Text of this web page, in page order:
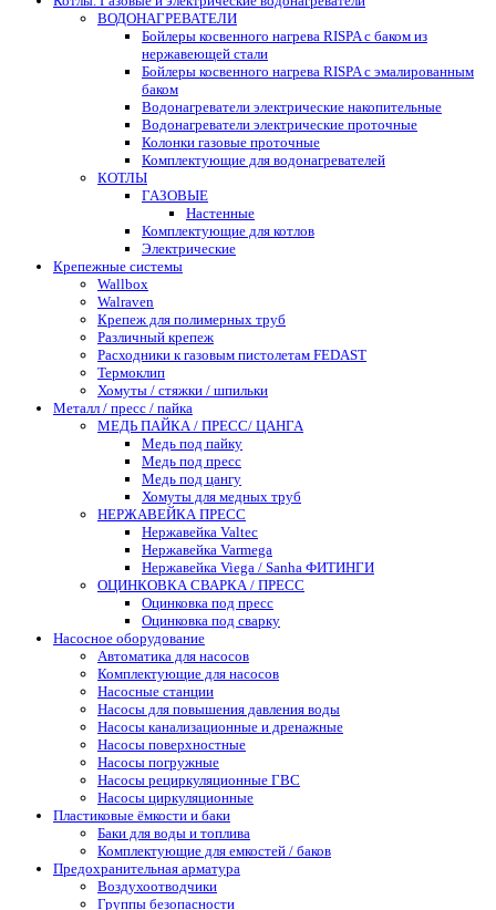
ВОДОНАГРЕВАТЕЛИ
Бойлеры косвенного нагрева RISPA с баком из
нержавеющей стали
Бойлеры косвенного нагрева RISPA с эмалированным
баком
Водонагреватели электрические накопительные
Водонагреватели электрические проточные
Колонки газовые проточные
Комплектующие для водонагревателей
КОТЛЫ
ГАЗОВЫЕ
Настенные
Комплектующие для котлов
Электрические
Крепежные системы
Wallbox
Walraven
Крепеж для полимерных труб
Различный крепеж
Расходники к газовым пистолетам FEDAST
Термоклип
Хомуты / стяжки / шпильки
Металл / пресс / пайка
МЕДЬ ПАЙКА / ПРЕСС/ ЦАНГА
Медь под пайку
Медь под пресс
Медь под цангу
Хомуты для медных труб
НЕРЖАВЕЙКА ПРЕСС
Нержавейка Valtec
Нержавейка Varmega
Нержавейка Viega / Sanha ФИТИНГИ
ОЦИНКОВКА СВАРКА / ПРЕСС
Оцинковка под пресс
Оцинковка под сварку
Насосное оборудование
Автоматика для насосов
Комплектующие для насосов
Насосные станции
Насосы для повышения давления воды
Насосы канализационные и дренажные
Насосы поверхностные
Насосы погружные
Насосы рециркуляционные ГВС
Насосы циркуляционные
Пластиковые ёмкости и баки
Баки для воды и топлива
Комплектующие для емкостей / баков
Предохранительная арматура
Воздухоотводчики
Группы безопасности